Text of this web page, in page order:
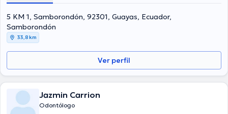
en múltiples conferencias con la finalidad de tener una formación
continua en su temática de especialización y ha compartido
importantes artículos.
5 KM 1, Samborondón, 92301, Guayas, Ecuador,
Samborondón
33,8 km
Ver perfil
Jazmin Carrion
Odontólogo